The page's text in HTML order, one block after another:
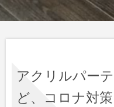
アクリルパー
ど、コロナ対